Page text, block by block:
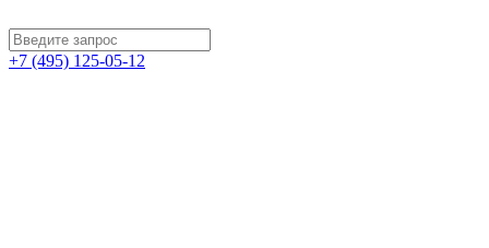
+7 (495) 125-05-12